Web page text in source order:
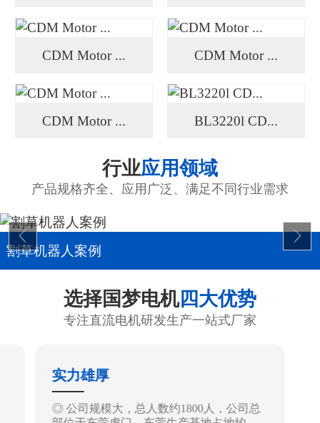
CDM Motor ... CDM Motor ...
CDM Motor ... BL3220l CD...
行业应用领域
产品规格齐全、应用广泛、满足不同行业需求
割草机器人案例
选择国梦电机四大优势
专注直流电机研发生产一站式厂家
实力雄厚
◎ 公司规模大，总人数约1800人，公司总